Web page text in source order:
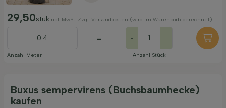
29,50stukInkl. MwSt. Zzgl. Versandkosten (wird im Warenkorb berechnet)
Anzahl Meter
= - +
Anzahl Stück
Buxus sempervirens (Buchsbaumhecke)
kaufen